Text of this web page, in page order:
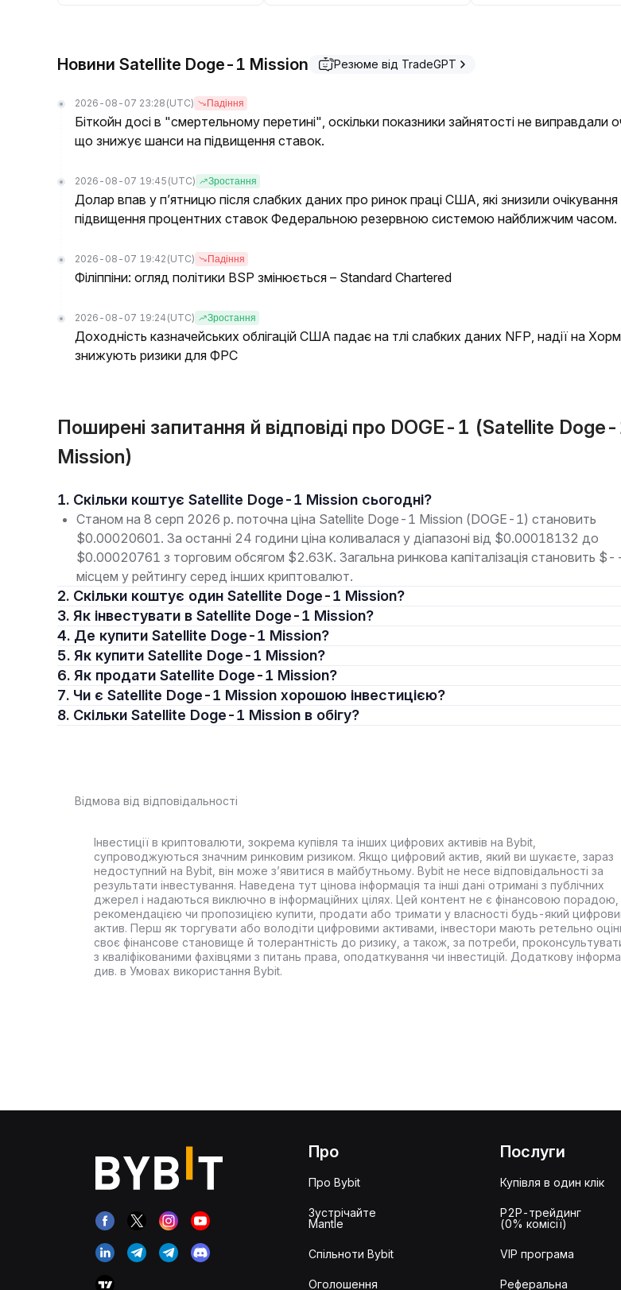
Новини Satellite Doge-1 Mission Резюме від TradeGPT
2026-08-07 23:28 (UTC) Падіння
Біткойн досі в "смертельному перетині", оскільки показники зайнятості не виправдали
що знижує шанси на підвищення ставок.
2026-08-07 19:45 (UTC) Зростання
Долар впав у п’ятницю після слабких даних про ринок праці США, які знизили
підвищення процентних ставок Федеральною резервною системою найближчим часом.
2026-08-07 19:42 (UTC) Падіння
Філіппіни: огляд політики BSP змінюється – Standard Chartered
2026-08-07 19:24 (UTC) Зростання
Доходність казначейських облігацій США падає на тлі слабких даних NFP, надії на
знижують ризики для ФРС
Поширені запитання й відповіді про DOGE-1 (Satellite
Mission)
1. Скільки коштує Satellite Doge-1 Mission сьогодні?
Станом на 8 серп 2026 р. поточна ціна Satellite Doge-1 Mission (DOGE-1) становить
$0.00020601. За останні 24 години ціна коливалася у діапазоні від $0.00018132 до
$0.00020761 з торговим обсягом $2.63K. Загальна ринкова капіталізація становить
місцем у рейтингу серед інших криптовалют.
2. Скільки коштує один Satellite Doge-1 Mission?
3. Як інвестувати в Satellite Doge-1 Mission?
4. Де купити Satellite Doge-1 Mission?
5. Як купити Satellite Doge-1 Mission?
6. Як продати Satellite Doge-1 Mission?
7. Чи є Satellite Doge-1 Mission хорошою інвестицією?
8. Скільки Satellite Doge-1 Mission в обігу?
Відмова від відповідальності
Інвестиції в криптовалюти, зокрема купівля та інших цифрових активів на Bybit,
супроводжуються значним ринковим ризиком. Якщо цифровий актив, який ви шукаєте, зараз
недоступний на Bybit, він може з’явитися в майбутньому. Bybit не несе відповідальності за
результати інвестування. Наведена тут цінова інформація та інші дані отримані з публічних
джерел і надаються виключно в інформаційних цілях. Цей контент не є фінансовою порадою,
рекомендацією чи пропозицією купити, продати або тримати у власності будь-який
актив. Перш як торгувати або володіти цифровими активами, інвестори мають ретельно
своє фінансове становище й толерантність до ризику, а також, за потреби,
з кваліфікованими фахівцями з питань права, оподаткування чи інвестицій. Додаткову
див. в Умовах використання Bybit.
Про
Про Bybit
Зустрічайте
Mantle
Спільноти Bybit
Оголошення
Послуги
Купівля в один клік
P2P-трейдинг
(0% комісії)
VIP програма
Реферальна